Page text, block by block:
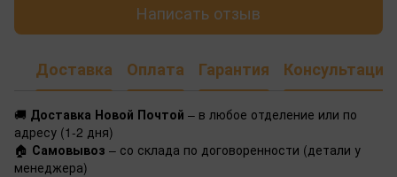
Написать отзыв
Доставка Оплата Гарантия Консультация
🚚 Доставка Новой Почтой – в любое отделение или по
адресу (1-2 дня)
🏠 Самовывоз – со склада по договоренности (детали у
менеджера)